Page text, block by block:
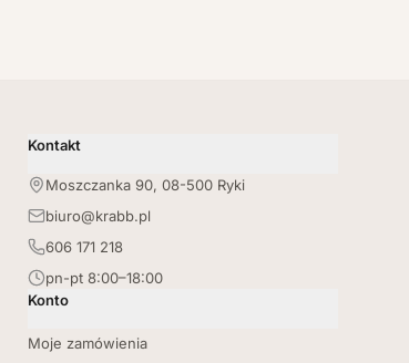
Kontakt
Moszczanka 90, 08-500 Ryki
biuro@krabb.pl
606 171 218
pn-pt 8:00–18:00
Konto
Moje zamówienia